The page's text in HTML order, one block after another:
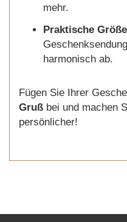
mehr.
Praktische
harmonisch ab.
Fügen Sie Ihrer
Gruß bei und machen
persönlicher!